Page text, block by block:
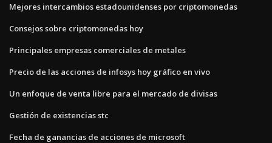
Mejores intercambios estadounidenses por criptomonedas
Consejos sobre criptomonedas hoy
Principales empresas comerciales de metales
Precio de las acciones de infosys hoy gráfico en vivo
Un enfoque de venta libre para el mercado de divisas
Gestión de existencias stc
Fecha de ganancias de acciones de microsoft